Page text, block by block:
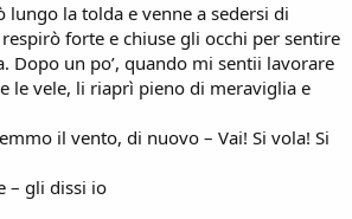
lungo la tolda e venne a sedersi di
forte e chiuse gli occhi per sentire
Dopo un po’, quando mi sentii lavorare
le vele, li riaprì pieno di meraviglia e
il vento, di nuovo – Vai! Si vola! Si
– gli dissi io